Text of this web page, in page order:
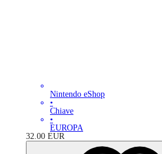
Nintendo eShop
•
Chiave
•
EUROPA
32.00 EUR